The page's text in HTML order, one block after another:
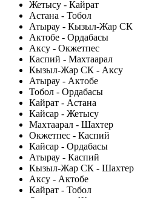
Жетысу - Кайрат
Астана - Тобол
Атырау - Кызыл-Жар СК
Актобе - Ордабасы
Аксу - Окжетпес
Каспий - Махтаарал
Кызыл-Жар СК - Аксу
Атырау - Актобе
Тобол - Ордабасы
Кайрат - Астана
Кайсар - Жетысу
Махтаарал - Шахтер
Окжетпес - Каспий
Кайсар - Ордабасы
Атырау - Каспий
Кызыл-Жар СК - Шахтер
Аксу - Актобе
Кайрат - Тобол